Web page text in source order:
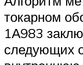
токарном
1А983
следующих